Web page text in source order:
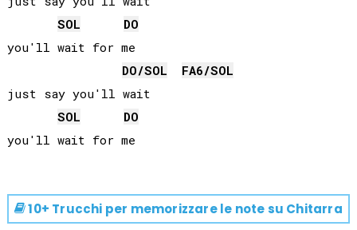
SOL
DO
you'll wait for me
DO/SOL FA6/SOL
just say you'll wait
SOL
DO
10+ Trucchi per memorizzare le note su Chitarra